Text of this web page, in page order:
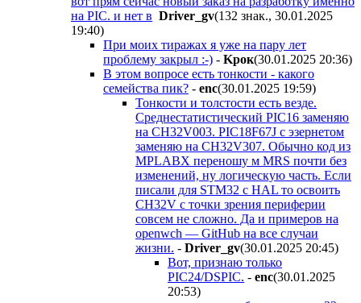
на PIC. и нет в Driver_gv(132 знак., 30.01.2025
19:40)
При моих тиражах я уже на пару лет
проблему закрыл :-) - Kpoк(30.01.2025 20:36)
В этом вопросе есть тонкости - какого
семейства пик? - enc(30.01.2025 19:59)
Тонкости и толстости есть везде.
Среднестатистический PIC16 заменяю
на CH32V003. PIC18F67J с эзернетом
заменяю на СH32V307. Обычно код из
MPLABX переношу м MRS почти без
изменений, ну логическую часть. Если
писали для STM32 с HAL то освоить
CH32V с точки зрения периферии
совсем не сложно. Да и примеров на
openwch — GitHub на все случаи
жизни. - Driver_gv(30.01.2025 20:45)
Вот, признаю только
PIC24/DSPIC. - enc(30.01.2025
20:53)